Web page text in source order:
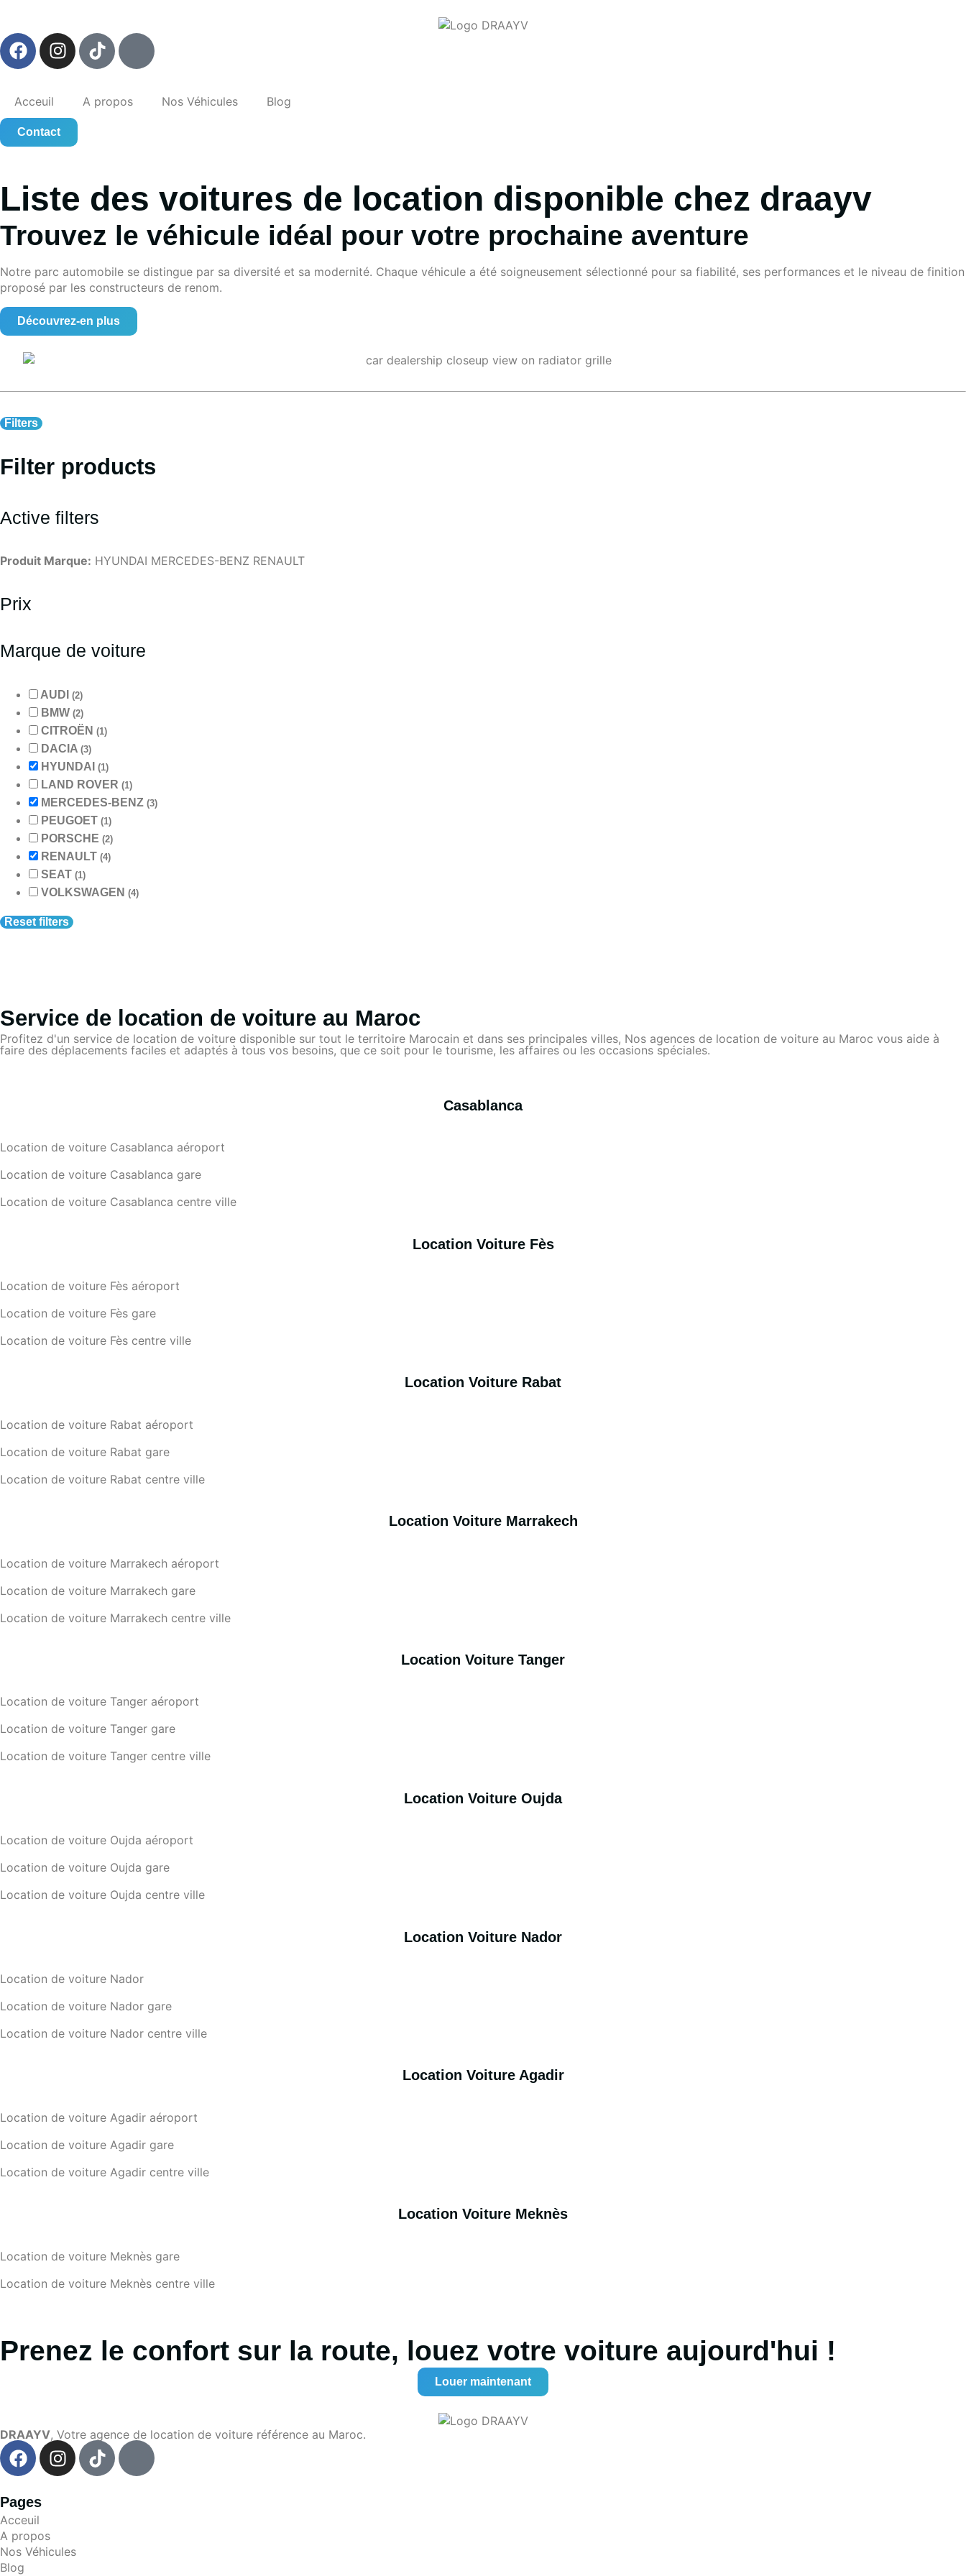
Acceuil A propos Nos Véhicules Blog
Contact
Liste des voitures de location disponible chez draayv
Trouvez le véhicule idéal pour votre prochaine aventure
Notre parc automobile se distingue par sa diversité et sa modernité. Chaque véhicule a été soigneusement sélectionné pour sa fiabilité, ses performances et le niveau de finition
proposé par les constructeurs de renom.
Découvrez-en plus
Filters
Filter products
Active filters
Produit Marque: HYUNDAI MERCEDES-BENZ RENAULT
Prix
Marque de voiture
AUDI (2)
BMW (2)
CITROËN (1)
DACIA (3)
HYUNDAI (1)
LAND ROVER (1)
MERCEDES-BENZ (3)
PEUGOET (1)
PORSCHE (2)
RENAULT (4)
SEAT (1)
VOLKSWAGEN (4)
Reset filters
Service de location de voiture au Maroc
Profitez d'un service de location de voiture disponible sur tout le territoire Marocain et dans ses principales villes, Nos agences de location de voiture au Maroc vous aide à
faire des déplacements faciles et adaptés à tous vos besoins, que ce soit pour le tourisme, les affaires ou les occasions spéciales.
Casablanca
Location de voiture Casablanca aéroport
Location de voiture Casablanca gare
Location de voiture Casablanca centre ville
Location Voiture Fès
Location de voiture Fès aéroport
Location de voiture Fès gare
Location de voiture Fès centre ville
Location Voiture Rabat
Location de voiture Rabat aéroport
Location de voiture Rabat gare
Location de voiture Rabat centre ville
Location Voiture Marrakech
Location de voiture Marrakech aéroport
Location de voiture Marrakech gare
Location de voiture Marrakech centre ville
Location Voiture Tanger
Location de voiture Tanger aéroport
Location de voiture Tanger gare
Location de voiture Tanger centre ville
Location Voiture Oujda
Location de voiture Oujda aéroport
Location de voiture Oujda gare
Location de voiture Oujda centre ville
Location Voiture Nador
Location de voiture Nador
Location de voiture Nador gare
Location de voiture Nador centre ville
Location Voiture Agadir
Location de voiture Agadir aéroport
Location de voiture Agadir gare
Location de voiture Agadir centre ville
Location Voiture Meknès
Location de voiture Meknès gare
Location de voiture Meknès centre ville
Prenez le confort sur la route, louez votre voiture aujourd'hui !
Louer maintenant
DRAAYV, Votre agence de location de voiture référence au Maroc.
Pages
Acceuil
A propos
Nos Véhicules
Blog